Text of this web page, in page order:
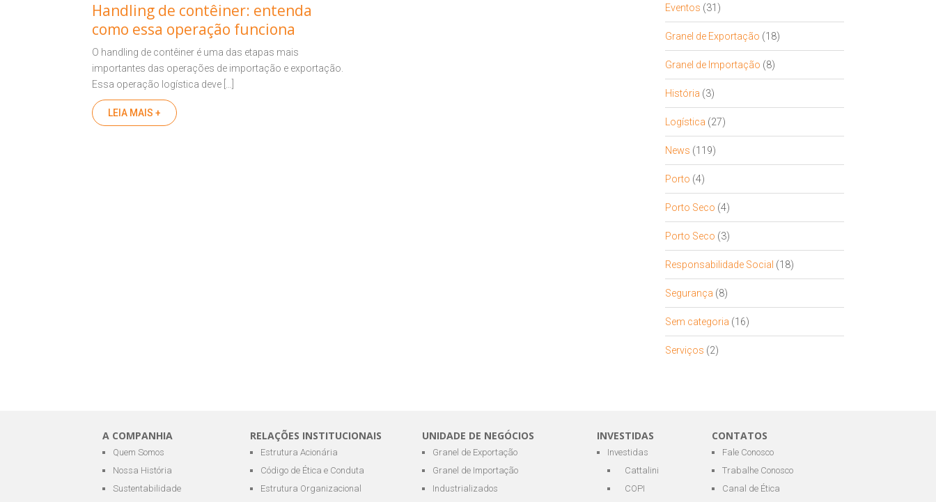
Handling de contêiner: entenda
como essa operação funciona
O handling de contêiner é uma das etapas mais
importantes das operações de importação e exportação.
Essa operação logística deve […]
LEIA MAIS +
Eventos (31)
Granel de Exportação (18)
Granel de Importação (8)
História (3)
Logística (27)
News (119)
Porto (4)
Porto Seco (4)
Porto Seco (3)
Responsabilidade Social (18)
Segurança (8)
Sem categoria (16)
Serviços (2)
A COMPANHIA
Quem Somos
Nossa História
Sustentabilidade
RELAÇÕES INSTITUCIONAIS
Estrutura Acionária
Código de Ética e Conduta
Estrutura Organizacional
UNIDADE DE NEGÓCIOS
Granel de Exportação
Granel de Importação
Industrializados
INVESTIDAS
Investidas
Cattalini
COPI
CONTATOS
Fale Conosco
Trabalhe Conosco
Canal de Ética